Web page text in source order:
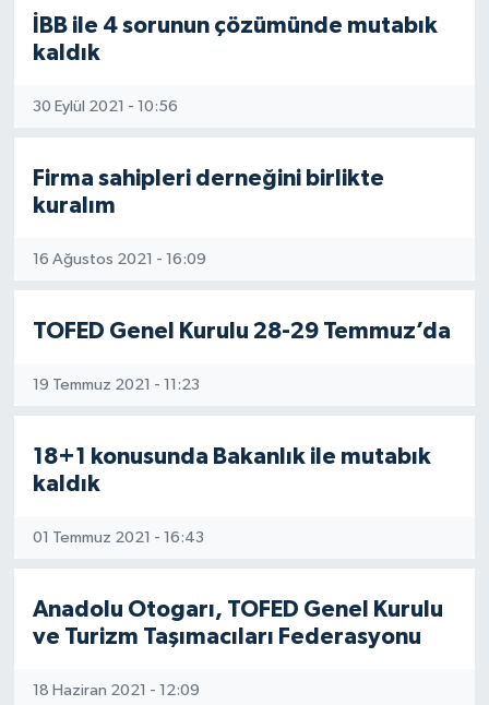
İBB ile 4 sorunun çözümünde mutabık
kaldık
30 Eylül 2021 - 10:56
Firma sahipleri derneğini birlikte
kuralım
16 Ağustos 2021 - 16:09
TOFED Genel Kurulu 28-29 Temmuz’da
19 Temmuz 2021 - 11:23
18+1 konusunda Bakanlık ile mutabık
kaldık
01 Temmuz 2021 - 16:43
Anadolu Otogarı, TOFED Genel Kurulu
ve Turizm Taşımacıları Federasyonu
18 Haziran 2021 - 12:09